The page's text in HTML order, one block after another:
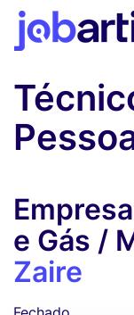
e Gás /
Zaire